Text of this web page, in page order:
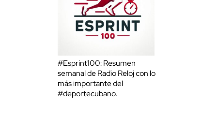
#Esprint100: Resumen
semanal de Radio Reloj con lo
más importante del
#deportecubano.